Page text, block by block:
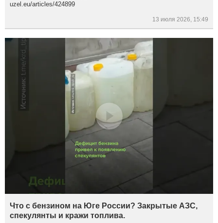
uzel.eu/articles/424899
13 июля 2026, 15:49
Что с бензином на Юге России? Закрытые АЗС,
спекулянты и кражи топлива.